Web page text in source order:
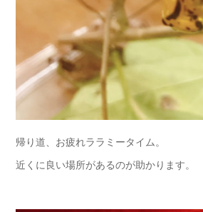
帰り道、お疲れララミータイム。
近くに良い場所があるのが助かります。